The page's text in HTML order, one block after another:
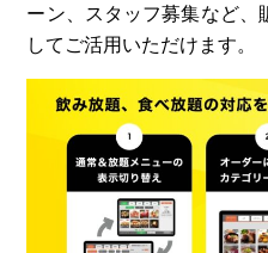
ーン、スタッフ募集など、
してご活用いただけます。